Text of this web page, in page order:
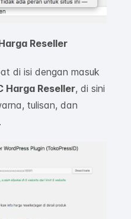
Reseller
di isi dengan masuk
Harga Reseller, di sini
tulisan, dan